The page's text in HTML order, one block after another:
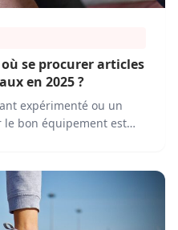
où se procurer articles
en 2025 ?
expérimenté ou un
bon équipement est